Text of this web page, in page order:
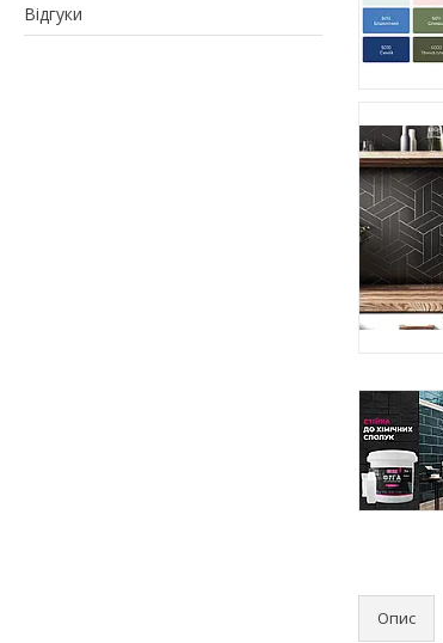
Відгуки
Опис